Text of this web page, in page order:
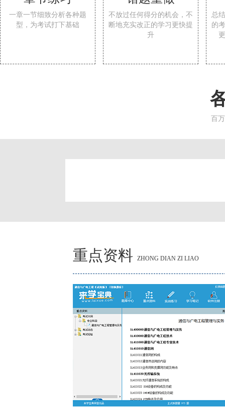
一章一节细致分析各种题
型，为考试打下基础
不放过任何得分的机会，不
断地充实改正的学习更快提
升
总
的
百
重点资料 ZHONG DIAN ZI LIAO